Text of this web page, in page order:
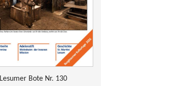
Lesumer Bote Nr. 130